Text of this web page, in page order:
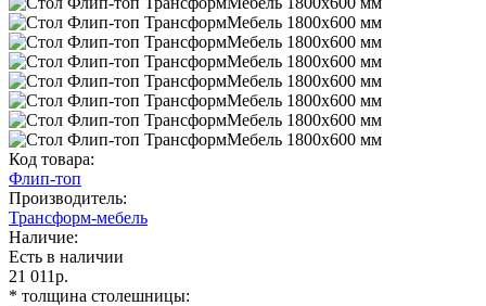
Код товара:
Флип-топ
Производитель:
Трансформ-мебель
Наличие:
Есть в наличии
21 011р.
* толщина столешницы: